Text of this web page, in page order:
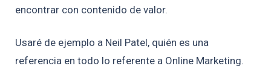
encontrar con contenido de valor.
Usaré de ejemplo a Neil Patel, quién es una
referencia en todo lo referente a Online Marketing.